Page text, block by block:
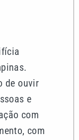
de ouvir
e
com
com